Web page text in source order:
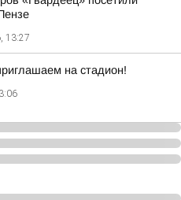
13:27
на стадион!